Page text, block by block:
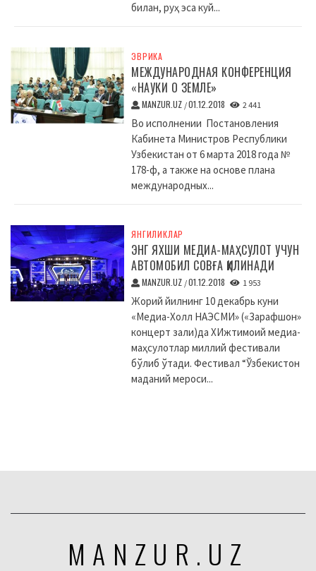
билан, руҳ эса куй...
ЭВРИКА
МЕЖДУНАРОДНАЯ КОНФЕРЕНЦИЯ
«НАУКИ О ЗЕМЛЕ»
MANZUR.UZ /01.12.2018 2 441
Во исполнении Постановления
Кабинета Министров Республики
Узбекистан от 6 марта 2018 года №
178-ф, а также на основе плана
международных...
ЯНГИЛИКЛАР
ЭНГ ЯХШИ МЕДИА-МАҲСУЛОТ УЧУН
АВТОМОБИЛ СОВҒА ҚИЛИНАДИ
MANZUR.UZ /01.12.2018 1 953
Жорий йилнинг 10 декабрь куни
«Медиа-Холл НАЭСМИ» («Зарафшон»
концерт зали)да XИжтимоий медиа-
маҳсулотлар миллий фестивали
бўлиб ўтади. Фестивал “Ўзбекистон
маданий мероси...
MANZUR.UZ